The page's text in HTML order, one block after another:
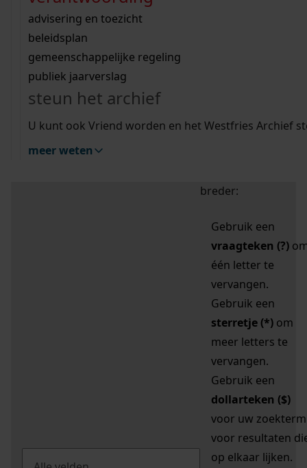
bouwvergunningen
omgevingsvergunningen
vergunningen
beeld en geluid
uitleg nodig?
Wij helpen u op weg met een aantal zoektips.
bekijk alle zoektips
Wij helpen u op weg met een aantal zoektips.
bekijk alle zoektips
bekijk ons geschiedenislokaal
advisering en toezicht
beleidsplan
gemeenschappelijke regeling
publiek jaarverslag
steun het archief
U kunt ook Vriend worden en het Westfries Archief
meer weten
zoektips
Mijn Studiezaal (inloggen)
uw zoekopdracht te
breder:
Gebruik een
vraagteken (?)
één letter te
vervangen.
Gebruik een
sterretje (*) om
meer letters te
vervangen.
Gebruik een
dollarteken ($)
voor uw zoekterm
voor resultaten
op elkaar lijken.